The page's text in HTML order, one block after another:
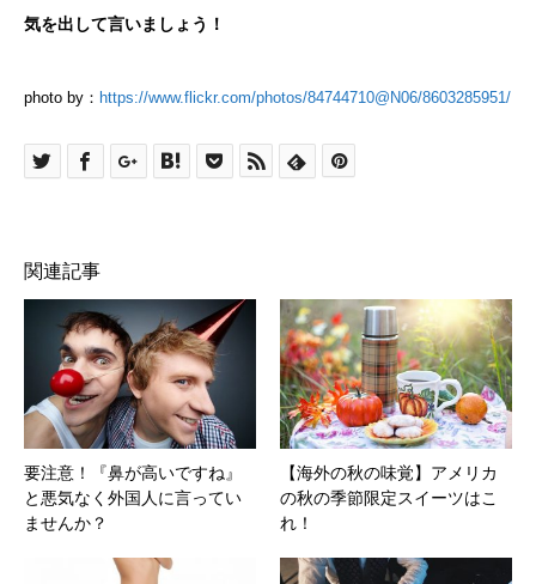
気を出して言いましょう！
photo by： https://www.flickr.com/photos/84744710@N06/8603285951/
関連記事
要注意！『鼻が高いですね』
と悪気なく外国人に言ってい
ませんか？
【海外の秋の味覚】アメリカ
の秋の季節限定スイーツはこ
れ！